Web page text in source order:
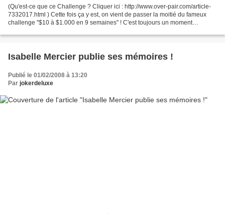
(Qu'est-ce que ce Challenge ? Cliquer ici : http://www.over-pair.com/article-
7332017.html ) Cette fois ça y est, on vient de passer la moitié du fameux
challenge "$10 à $1.000 en 9 semaines" ! C'est toujours un moment
Isabelle Mercier publie ses mémoires !
Publié le 01/02/2008 à 13:20
Par jokerdeluxe